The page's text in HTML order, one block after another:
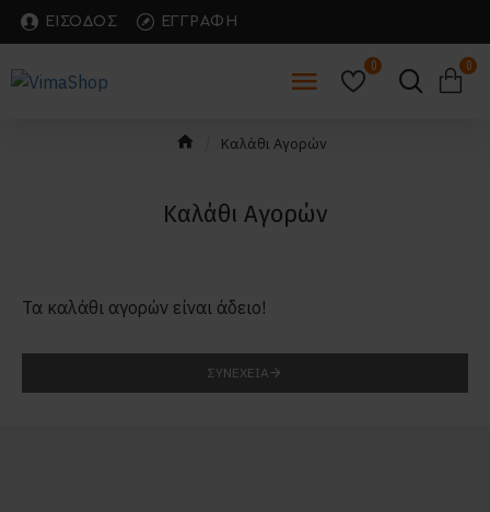
ΕΊΣΟΔΟΣ ΕΓΓΡΑΦΉ
0 0
Καλάθι Αγορών
Καλάθι Αγορών
Τα καλάθι αγορών είναι άδειο!
ΣΥΝΈΧΕΙΑ